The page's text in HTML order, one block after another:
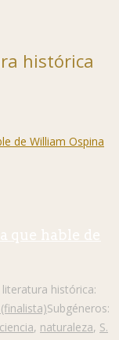
histórica
que hable de
histórica:
Subgéneros:
ciencia, naturaleza, S.